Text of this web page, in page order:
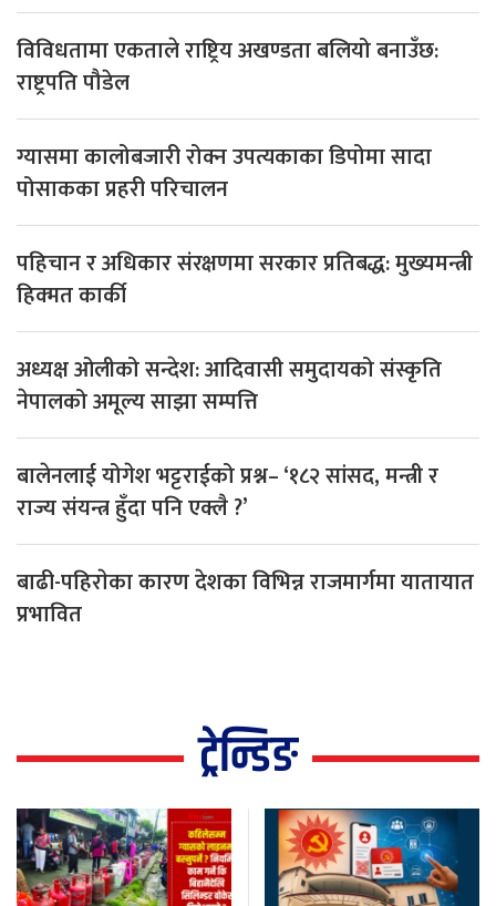
विविधतामा एकताले राष्ट्रिय अखण्डता बलियो बनाउँछ:
राष्ट्रपति पौडेल
ग्यासमा कालोबजारी रोक्न उपत्यकाका डिपोमा सादा
पोसाकका प्रहरी परिचालन
पहिचान र अधिकार संरक्षणमा सरकार प्रतिबद्ध: मुख्यमन्त्री
हिक्मत कार्की
अध्यक्ष ओलीको सन्देश: आदिवासी समुदायको संस्कृति
नेपालको अमूल्य साझा सम्पत्ति
बालेनलाई योगेश भट्टराईको प्रश्न– ‘१८२ सांसद, मन्त्री र
राज्य संयन्त्र हुँदा पनि एक्लै ?’
बाढी-पहिराेका कारण देशका विभिन्न राजमार्गमा यातायात
प्रभावित
ट्रेन्डिङ